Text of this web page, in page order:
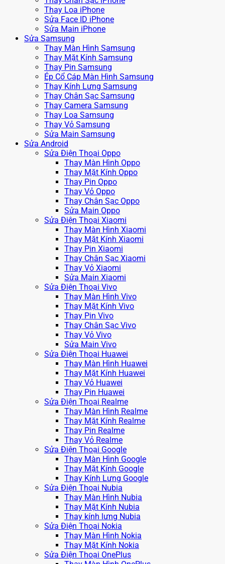
Thay Loa iPhone
Sửa Face ID iPhone
Sửa Main iPhone
Sửa Samsung
Thay Màn Hình Samsung
Thay Mặt Kính Samsung
Thay Pin Samsung
Ép Cổ Cáp Màn Hình Samsung
Thay Kính Lưng Samsung
Thay Chân Sạc Samsung
Thay Camera Samsung
Thay Loa Samsung
Thay Vỏ Samsung
Sửa Main Samsung
Sửa Android
Sửa Điện Thoại Oppo
Thay Màn Hình Oppo
Thay Mặt Kính Oppo
Thay Pin Oppo
Thay Vỏ Oppo
Thay Chân Sạc Oppo
Sửa Main Oppo
Sửa Điện Thoại Xiaomi
Thay Màn Hình Xiaomi
Thay Mặt Kính Xiaomi
Thay Pin Xiaomi
Thay Chân Sạc Xiaomi
Thay Vỏ Xiaomi
Sửa Main Xiaomi
Sửa Điện Thoại Vivo
Thay Màn Hình Vivo
Thay Mặt Kính Vivo
Thay Pin Vivo
Thay Chân Sạc Vivo
Thay Vỏ Vivo
Sửa Main Vivo
Sửa Điện Thoại Huawei
Thay Màn Hình Huawei
Thay Mặt Kính Huawei
Thay Vỏ Huawei
Thay Pin Huawei
Sửa Điện Thoại Realme
Thay Màn Hình Realme
Thay Mặt Kính Realme
Thay Pin Realme
Thay Vỏ Realme
Sửa Điện Thoại Google
Thay Màn Hình Google
Thay Mặt Kính Google
Thay Kính Lưng Google
Sửa Điện Thoại Nubia
Thay Màn Hình Nubia
Thay Mặt Kính Nubia
Thay kính lưng Nubia
Sửa Điện Thoại Nokia
Thay Màn Hình Nokia
Thay Mặt Kính Nokia
Sửa Điện Thoại OnePlus